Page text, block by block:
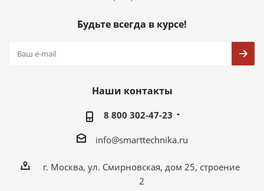
Будьте всегда в курсе!
Наши контакты
8 800 302-47-23
info@smarttechnika.ru
г. Москва, ул. Смирновская, дом 25, строение
2